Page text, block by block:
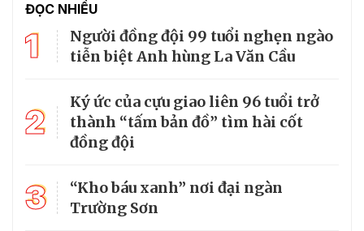
ĐỌC NHIỀU
1
Người đồng đội 99 tuổi nghẹn ngào
tiễn biệt Anh hùng La Văn Cầu
2
Ký ức của cựu giao liên 96 tuổi trở
thành “tấm bản đồ” tìm hài cốt
đồng đội
3
“Kho báu xanh” nơi đại ngàn
Trường Sơn